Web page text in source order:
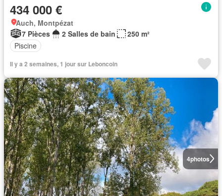
434 000 €
Auch, Montpézat
7 Pièces
2 Salles de bain
250 m²
Piscine
Il y a 2 semaines, 1 jour sur Leboncoin
4photos